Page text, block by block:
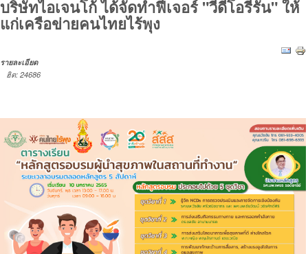
บริษัทไอเจนโก้ ได้จัดทำฟีเจอร์ "วีดีโอรีรัน" ให้
แก่เครือข่ายคนไทยไร้พุง
รายละเอียด
ฮิต: 24686